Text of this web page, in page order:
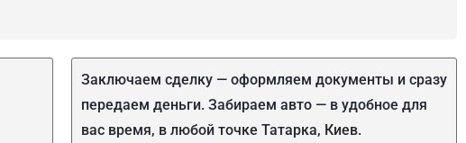
Заключаем сделку — оформляем документы и сразу
передаем деньги. Забираем авто — в удобное для
вас время, в любой точке Татарка, Киев.